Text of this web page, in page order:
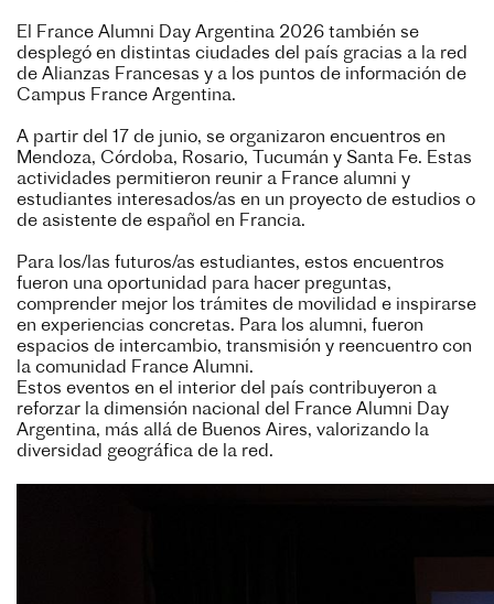
El France Alumni Day Argentina 2026 también se
desplegó en distintas ciudades del país gracias a la red
de Alianzas Francesas y a los puntos de información de
Campus France Argentina.
A partir del 17 de junio, se organizaron encuentros en
Mendoza, Córdoba, Rosario, Tucumán y Santa Fe. Estas
actividades permitieron reunir a France alumni y
estudiantes interesados/as en un proyecto de estudios o
de asistente de español en Francia.
Para los/las futuros/as estudiantes, estos encuentros
fueron una oportunidad para hacer preguntas,
comprender mejor los trámites de movilidad e inspirarse
en experiencias concretas. Para los alumni, fueron
espacios de intercambio, transmisión y reencuentro con
la comunidad France Alumni.
Estos eventos en el interior del país contribuyeron a
reforzar la dimensión nacional del France Alumni Day
Argentina, más allá de Buenos Aires, valorizando la
diversidad geográfica de la red.